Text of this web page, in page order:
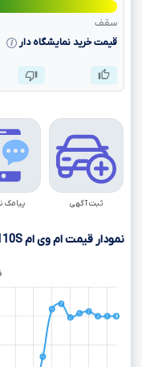
سقف
قیمت خرید نمایشگاه دار
ثبت آگهی پیامک
نمودار قیمت ام وی ام